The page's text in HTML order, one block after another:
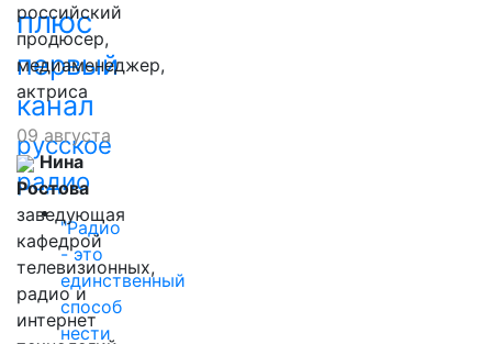
плюс
первый
канал
русское
радио
"Радио
- это
единственный
способ
нести
российский
продюсер,
медиаменеджер,
актриса
09 августа
Нина
Ростова
заведующая
кафедрой
телевизионных,
радио и
интернет